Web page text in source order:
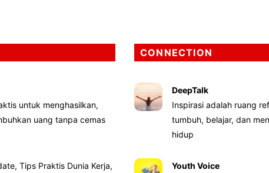
untuk menghasilkan,
uang tanpa cemas
Tips Praktis Dunia Kerja,
CONNECTION
DeepTalk
Inspirasi adalah ruang
tumbuh, belajar, dan
hidup
Youth Voice